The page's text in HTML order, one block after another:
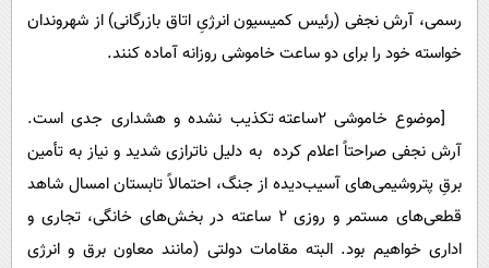
رسمی، آرش نجفی (رئیس کمیسیون انرژیِ اتاق بازرگانی) از شهروندان
خواسته خود را برای دو ساعت خاموشی روزانه آماده کنند.
[موضوع خاموشی 2ساعته تکذیب نشده و هشداری جدی است.
آرش نجفی صراحتاً اعلام کرده به دلیل ناترازی شدید و نیاز به تأمین
برقِ پتروشیمی‌های آسیب‌دیده از جنگ، احتمالاً تابستان امسال شاهد
قطعی‌های مستمر و روزی ۲ ساعته در بخش‌های خانگی، تجاری و
اداری خواهیم بود. البته مقامات دولتی (مانند معاون برق و انرژی